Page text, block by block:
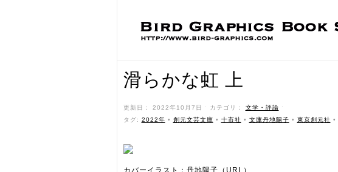
滑らかな虹 上
更新日： 2022年10月7日 ˑ カテゴリ： 文学・評論 ˑ
タグ: 2022年 • 創元文芸文庫 • 十市社 • 文庫丹地陽子 • 東京創元社 •
カバーイラスト：丹地陽子（ URL ）